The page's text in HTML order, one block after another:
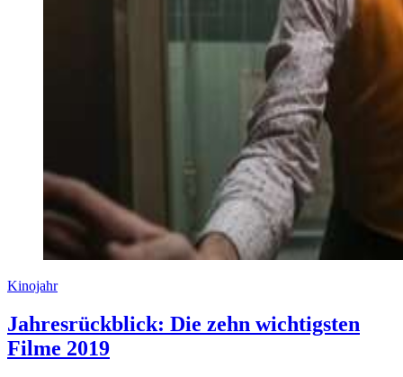
Kinojahr
Jahresrückblick: Die zehn wichtigsten
Filme 2019